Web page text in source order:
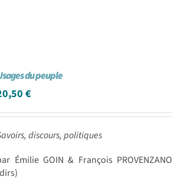
du peuple
€
discours, politiques
Émilie GOIN & François PROVENZANO